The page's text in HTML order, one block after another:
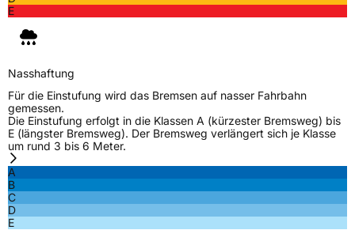
ZustandNeureifen
Nasshaftung B
Rollgeräusch (Klasse)
E
Nasshaftung
Für die Einstufung wird das Bremsen auf nasser Fahrbahn
gemessen.
Die Einstufung erfolgt in die Klassen A (kürzester Bremsweg) bis
E (längster Bremsweg). Der Bremsweg verlängert sich je Klasse
um rund 3 bis 6 Meter.
A
B
C
D
E